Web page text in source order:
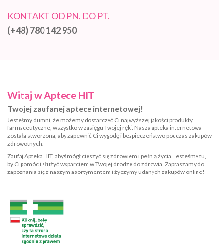
KONTAKT OD PN. DO PT.
(+48) 780 142 950
Witaj w Aptece HIT
Twojej zaufanej aptece internetowej!
Jesteśmy dumni, że możemy dostarczyć Ci najwyższej jakości produkty
farmaceutyczne, wszystko w zasięgu Twojej ręki. Nasza apteka internetowa
została stworzona, aby zapewnić Ci wygodę i bezpieczeństwo podczas zakupów
zdrowotnych.
Zaufaj Apteka HIT, abyś mógł cieszyć się zdrowiem i pełnią życia. Jesteśmy tu,
by Ci pomóc i służyć wsparciem w Twojej drodze do zdrowia. Zapraszamy do
zapoznania się z naszym asortymentem i życzymy udanych zakupów online!